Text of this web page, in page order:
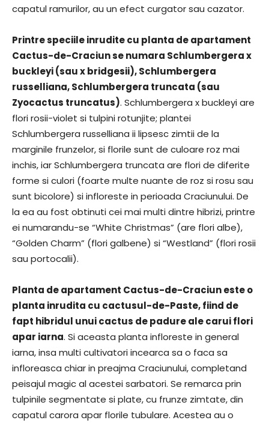
capatul ramurilor, au un efect curgator sau cazator.
Printre speciile inrudite cu planta de apartament
Cactus-de-Craciun se numara Schlumbergera x
buckleyi (sau x bridgesii), Schlumbergera
russelliana, Schlumbergera truncata (sau
Zyocactus truncatus). Schlumbergera x buckleyi are
flori rosii-violet si tulpini rotunjite; plantei
Schlumbergera russelliana ii lipsesc zimtii de la
marginile frunzelor, si florile sunt de culoare roz mai
inchis, iar Schlumbergera truncata are flori de diferite
forme si culori (foarte multe nuante de roz si rosu sau
sunt bicolore) si infloreste in perioada Craciunului. De
la ea au fost obtinuti cei mai multi dintre hibrizi, printre
ei numarandu-se “White Christmas” (are flori albe),
“Golden Charm” (flori galbene) si “Westland” (flori rosii
sau portocalii).
Planta de apartament Cactus-de-Craciun este o
planta inrudita cu cactusul-de-Paste, fiind de
fapt hibridul unui cactus de padure ale carui flori
apar iarna. Si aceasta planta infloreste in general
iarna, insa multi cultivatori incearca sa o faca sa
infloreasca chiar in preajma Craciunului, completand
peisajul magic al acestei sarbatori. Se remarca prin
tulpinile segmentate si plate, cu frunze zimtate, din
capatul carora apar florile tubulare. Acestea au o